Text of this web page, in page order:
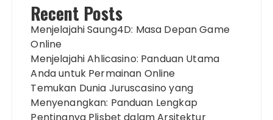
Recent Posts
Menjelajahi Saung4D: Masa Depan Game
Online
Menjelajahi Ahlicasino: Panduan Utama
Anda untuk Permainan Online
Temukan Dunia Juruscasino yang
Menyenangkan: Panduan Lengkap